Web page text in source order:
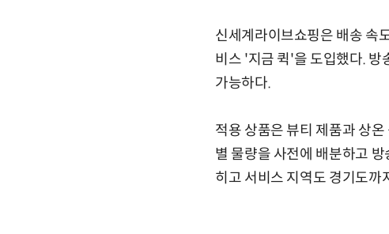
신세계라이브쇼핑은 배송 속
비스 '지금 퀵'을 도입했다. 방
가능하다.
적용 상품은 뷰티 제품과 상
별 물량을 사전에 배분하고
히고 서비스 지역도 경기도까